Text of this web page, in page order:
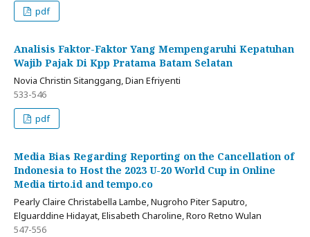
pdf
Analisis Faktor-Faktor Yang Mempengaruhi Kepatuhan
Wajib Pajak Di Kpp Pratama Batam Selatan
Novia Christin Sitanggang, Dian Efriyenti
533-546
pdf
Media Bias Regarding Reporting on the Cancellation of
Indonesia to Host the 2023 U-20 World Cup in Online
Media tirto.id and tempo.co
Pearly Claire Christabella Lambe, Nugroho Piter Saputro,
Elguarddine Hidayat, Elisabeth Charoline, Roro Retno Wulan
547-556